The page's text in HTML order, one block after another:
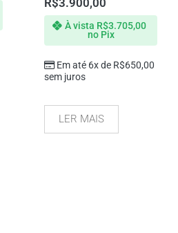
R$3.900,00
Em até 6x de R$650,00
sem juros
À vista R$3.705,00
no Pix
LER MAIS